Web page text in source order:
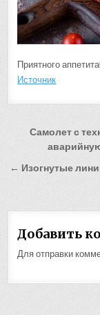
Приятного аппетита!
Источник
записям
Самолет с
← Изогнутые
Добавить
Для отправки